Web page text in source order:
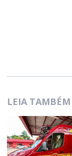
LEIA TAMBÉM